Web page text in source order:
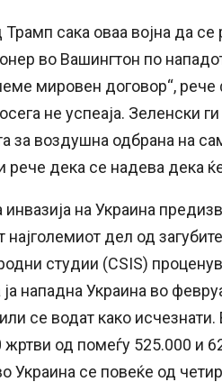
сака оваа војна да
во Вашингтон по
мировен договор“,
не успеаја. Зеленски
за воздушна одбрана на
рече дека се надева дека
инвазија на Украина
најголемиот дел од
студии (CSIS)
нападна Украина во
се водат како
жртви од помеѓу 525.000 и
Украина се повеќе од